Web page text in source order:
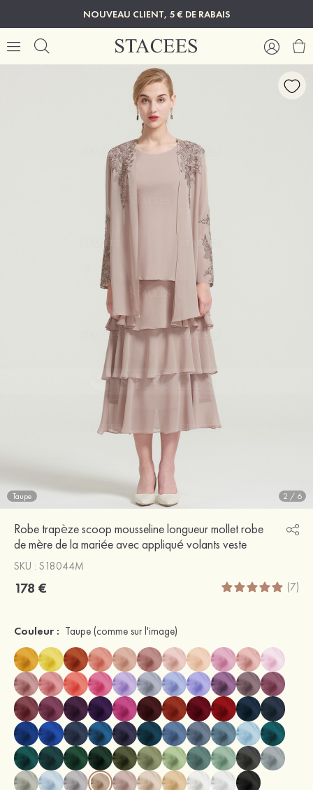
NOUVEAU CLIENT, 5 € DE RABAIS
Taupe 2 / 6
Robe trapèze scoop mousseline longueur mollet robe
de mère de la mariée avec appliqué volants veste
SKU : S18044M
178 € (7)
Couleur : Taupe (comme sur l'image)